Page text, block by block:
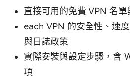
直接可用的免費 VPN 名單
each VPN 的安全性、速
與日誌政策
實際安裝與設定步驟，含
項